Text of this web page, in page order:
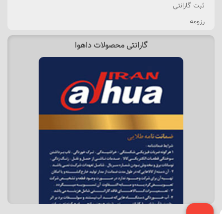
ثبت گارانتی
رزومه
گارانتی محصولات داهوا